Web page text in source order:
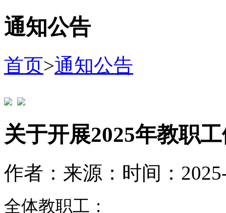
通知公告
首页>通知公告
关于开展2025年教职
作者： 来源： 时间：
全体教职工：